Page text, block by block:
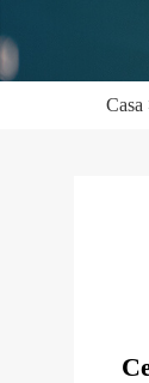
Casa